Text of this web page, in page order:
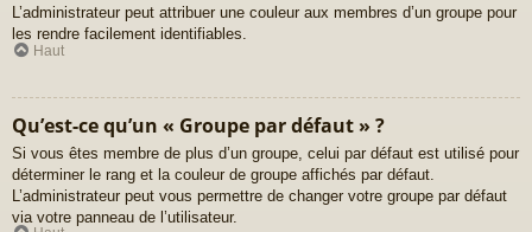
L’administrateur peut attribuer une couleur aux membres d’un groupe pour
les rendre facilement identifiables.
Haut
Qu’est-ce qu’un « Groupe par défaut » ?
Si vous êtes membre de plus d’un groupe, celui par défaut est utilisé pour
déterminer le rang et la couleur de groupe affichés par défaut.
L’administrateur peut vous permettre de changer votre groupe par défaut
via votre panneau de l’utilisateur.